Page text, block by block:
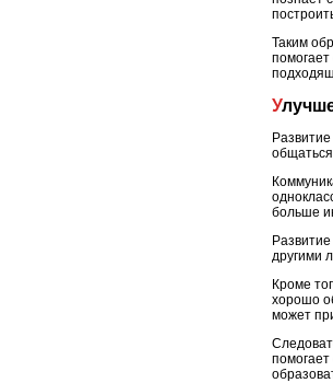
Таким
больше
другими
Кроме
хорошо
может